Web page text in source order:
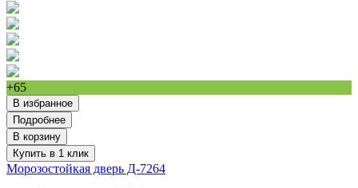
+65
В избранное
Подробнее
В корзину
Купить в 1 клик
Морозостойкая дверь Д-7264